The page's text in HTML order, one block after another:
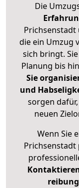
Die
die ein Umzug
sich bringt.
Planung bis
Sie
und
sorgen
neuen
Wenn Sie
Prichsenstadt